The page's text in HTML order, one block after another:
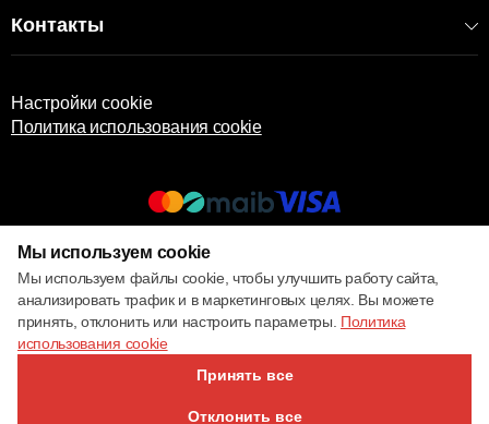
Контакты
Настройки cookie
Политика использования cookie
© 2017 – 2026 ECOM
Мы используем cookie
Мы используем файлы cookie, чтобы улучшить работу сайта,
анализировать трафик и в маркетинговых целях. Вы можете
принять, отклонить или настроить параметры. Политика
использования cookie
Принять все
Отклонить все